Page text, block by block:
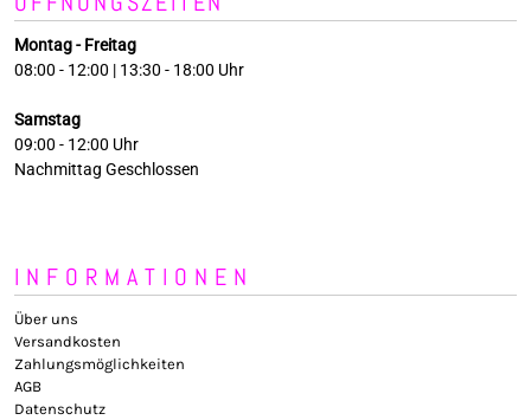
Montag - Freitag
08:00 - 12:00 | 13:30 - 18:00 Uhr
Samstag
09:00 - 12:00 Uhr
Nachmittag Geschlossen
INFORMATIONEN
Über uns
Versandkosten
Zahlungsmöglichkeiten
AGB
Datenschutz